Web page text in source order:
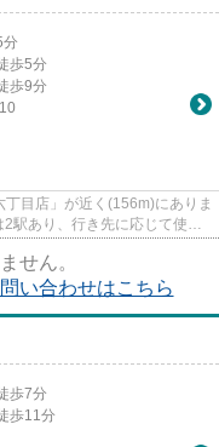
分
歩5分
歩9分
目店」が近く(156m)にありま
駅あり、行き先に応じて使い
せん。
い合わせはこちら
歩7分
歩11分